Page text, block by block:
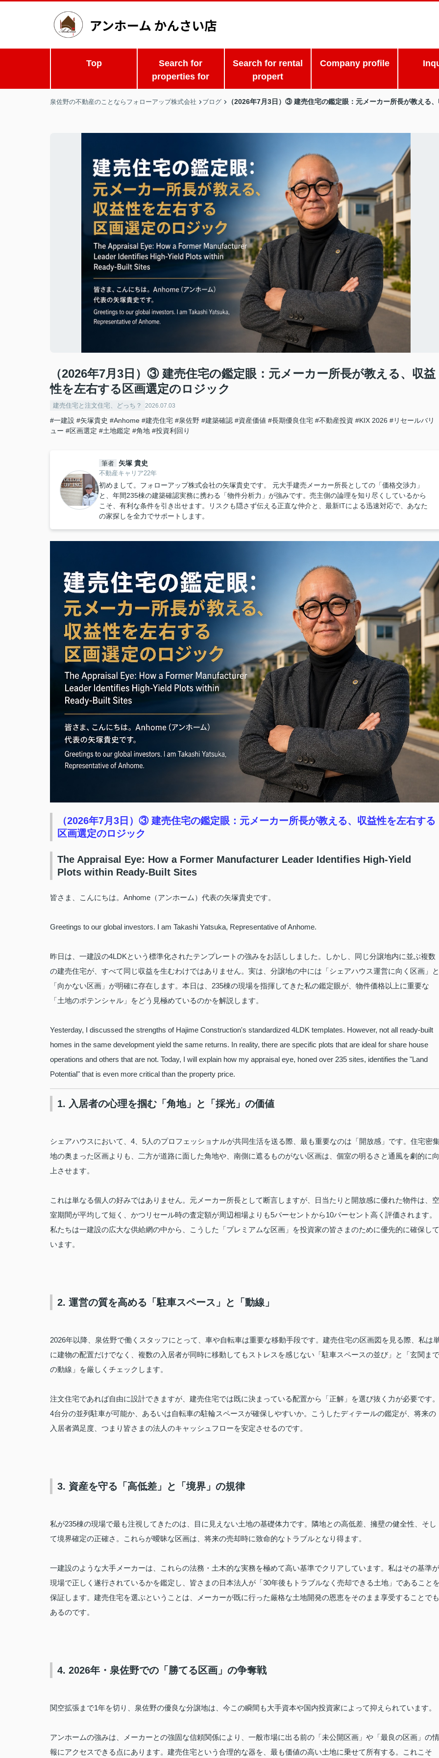
Top
Search for
properties for
Search for rental
propert
Company profile
泉佐野の不動産のことならフォローアップ株式会社 ブログ （2026年7月3日）③ 建売住宅の鑑定眼：元メーカー所長が教える
（2026年7月3日）③ 建売住宅の鑑定眼：元メーカー所長が教える、収益
性を左右する区画選定のロジック
建売住宅と注文住宅、どっち？ 2026.07.03
#一建設 #矢塚貴史 #Anhome #建売住宅 #泉佐野 #建築確認 #資産価値 #長期優良住宅 #不動産投資 #KIX 2026 #リセールバリ
ュー #区画選定 #土地鑑定 #角地 #投資利回り
筆者 矢塚 貴史
不動産キャリア22年
初めまして。フォローアップ株式会社の矢塚貴史です。 元大手建売メーカー所長としての「価格交渉力」
と、年間235棟の建築確認実務に携わる「物件分析力」が強みです。売主側の論理を知り尽くしているから
こそ、有利な条件を引き出せます。リスクも隠さず伝える正直な仲介と、最新ITによる迅速対応で、あなた
の家探しを全力でサポートします。
（2026年7月3日）③ 建売住宅の鑑定眼：元メーカー所長が教える、収益性を左右する
区画選定のロジック
The Appraisal Eye: How a Former Manufacturer Leader Identifies High-Yield
Plots within Ready-Built Sites
皆さま、こんにちは。Anhome（アンホーム）代表の矢塚貴史です。
Greetings to our global investors. I am Takashi Yatsuka, Representative of Anhome.
昨日は、一建設の4LDKという標準化されたテンプレートの強みをお話ししました。しかし、同じ分譲地内に並ぶ複数
の建売住宅が、すべて同じ収益を生むわけではありません。実は、分譲地の中には「シェアハウス運営に向く区画」と
「向かない区画」が明確に存在します。本日は、235棟の現場を指揮してきた私の鑑定眼が、物件価格以上に重要な
「土地のポテンシャル」をどう見極めているのかを解説します。
Yesterday, I discussed the strengths of Hajime Construction's standardized 4LDK templates. However, not all ready-built
homes in the same development yield the same returns. In reality, there are specific plots that are ideal for share house
operations and others that are not. Today, I will explain how my appraisal eye, honed over 235 sites, identifies the "Land
Potential" that is even more critical than the property price.
1. 入居者の心理を掴む「角地」と「採光」の価値
シェアハウスにおいて、4、5人のプロフェッショナルが共同生活を送る際、最も重要なのは「開放感」です。住宅密
地の奥まった区画よりも、二方が道路に面した角地や、南側に遮るものがない区画は、個室の明るさと通風を劇的に向
上させます。
これは単なる個人の好みではありません。元メーカー所長として断言しますが、日当たりと開放感に優れた物件は、空
室期間が平均して短く、かつリセール時の査定額が周辺相場よりも5パーセントから10パーセント高く評価されます。
私たちは一建設の広大な供給網の中から、こうした「プレミアムな区画」を投資家の皆さまのために優先的に確保して
います。
2. 運営の質を高める「駐車スペース」と「動線」
2026年以降、泉佐野で働くスタッフにとって、車や自転車は重要な移動手段です。建売住宅の区画図を見る際、私は
に建物の配置だけでなく、複数の入居者が同時に移動してもストレスを感じない「駐車スペースの並び」と「玄関まで
の動線」を厳しくチェックします。
注文住宅であれば自由に設計できますが、建売住宅では既に決まっている配置から「正解」を選び抜く力が必要です。
4台分の並列駐車が可能か、あるいは自転車の駐輪スペースが確保しやすいか。こうしたディテールの鑑定が、将来の
入居者満足度、つまり皆さまの法人のキャッシュフローを安定させるのです。
3. 資産を守る「高低差」と「境界」の規律
私が235棟の現場で最も注視してきたのは、目に見えない土地の基礎体力です。隣地との高低差、擁壁の健全性、そし
て境界確定の正確さ。これらが曖昧な区画は、将来の売却時に致命的なトラブルとなり得ます。
一建設のような大手メーカーは、これらの法務・土木的な実務を極めて高い基準でクリアしています。私はその基準が
現場で正しく遂行されているかを鑑定し、皆さまの日本法人が「30年後もトラブルなく売却できる土地」であること
保証します。建売住宅を選ぶということは、メーカーが既に行った厳格な土地開発の恩恵をそのまま享受することでも
あるのです。
4. 2026年・泉佐野での「勝てる区画」の争奪戦
関空拡張まで1年を切り、泉佐野の優良な分譲地は、今この瞬間も大手資本や国内投資家によって抑えられています。
アンホームの強みは、メーカーとの強固な信頼関係により、一般市場に出る前の「未公開区画」や「最良の区画」の情
報にアクセスできる点にあります。建売住宅という合理的な器を、最も価値の高い土地に乗せて所有する。これこそ